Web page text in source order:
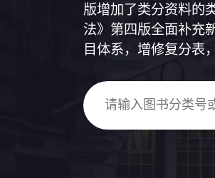
版增加了类分资料的
法》第四版全面补充
目体系，增修复分表